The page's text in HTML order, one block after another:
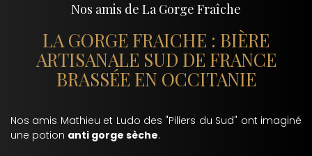
Nos amis de La Gorge Fraîche
LA GORGE FRAICHE : BIÈRE
ARTISANALE SUD DE FRANCE
BRASSÉE EN OCCITANIE
Nos amis Mathieu et Ludo des "Piliers du Sud" ont imaginé
une potion anti gorge sèche.